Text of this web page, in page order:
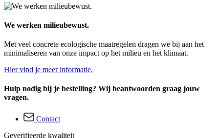
We werken milieubewust.
Met veel concrete ecologische maatregelen dragen we bij aan het
minimaliseren van onze impact op het milieu en het klimaat.
Hier vind je meer informatie.
Hulp nodig bij je bestelling? Wij beantwoorden graag jouw
vragen.
Contact
Geverifieerde kwaliteit